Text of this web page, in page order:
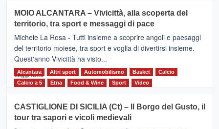
Torna
la
Supermaratona
dell’Etna
MOIO ALCANTARA – Vivicittà, alla scoperta del
territorio, tra sport e messaggi di pace
Michele La Rosa - Tutti insieme a scoprire angoli e paesaggi
del territorio moiese, tra sport e voglia di divertirsi insieme.
Quest'anno Vivicittà ha visto...
Leggi tutto Leggi
MOIO
ALCANTARA
Alcantara Altri sport Automobilismo Basket
Calcio
Calcio a 5
Etna Food & Wine Sport Video
CASTIGLIONE DI SICILIA (Ct) – Il Borgo del Gusto, il
tour tra sapori e vicoli medievali